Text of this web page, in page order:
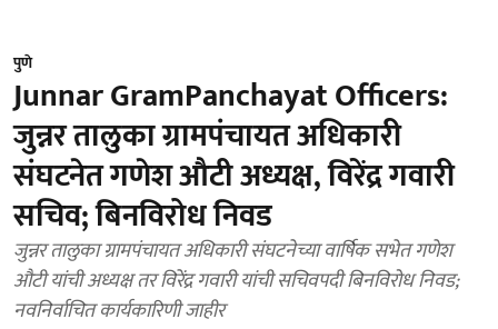
पुणे
Junnar GramPanchayat Officers:
जुन्नर तालुका ग्रामपंचायत अधिकारी
संघटनेत गणेश औटी अध्यक्ष, विरेंद्र गवारी
सचिव; बिनविरोध निवड
जुन्नर तालुका ग्रामपंचायत अधिकारी संघटनेच्या वार्षिक सभेत गणेश
औटी यांची अध्यक्ष तर विरेंद्र गवारी यांची सचिवपदी बिनविरोध निवड;
नवनिर्वाचित कार्यकारिणी जाहीर